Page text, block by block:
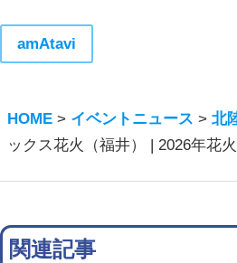
amAtavi
HOME > イベントニュース >北
ックス花火（福井） | 2026年花
関連記事